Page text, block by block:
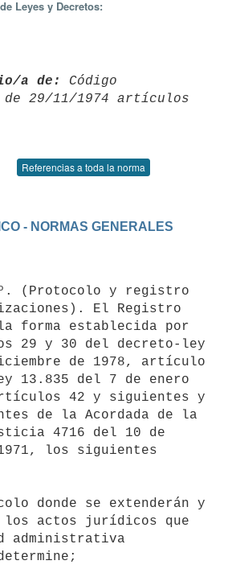
Leyes y Decretos:
a de:
Código
Referencias a toda la norma
- NORMAS GENERALES
(Protocolo y registro
El Registro
forma establecida por
29 y 30 del decreto-ley
de 1978, artículo
13.835 del 7 de enero
42 y siguientes y
de la Acordada de la
4716 del 10 de
los siguientes
donde se extenderán y
los actos jurídicos que
administrativa